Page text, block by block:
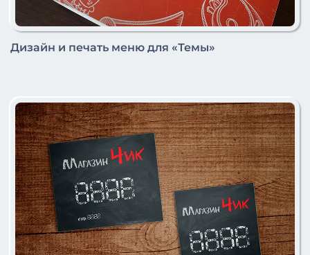
Дизайн и печать меню для «Темы»